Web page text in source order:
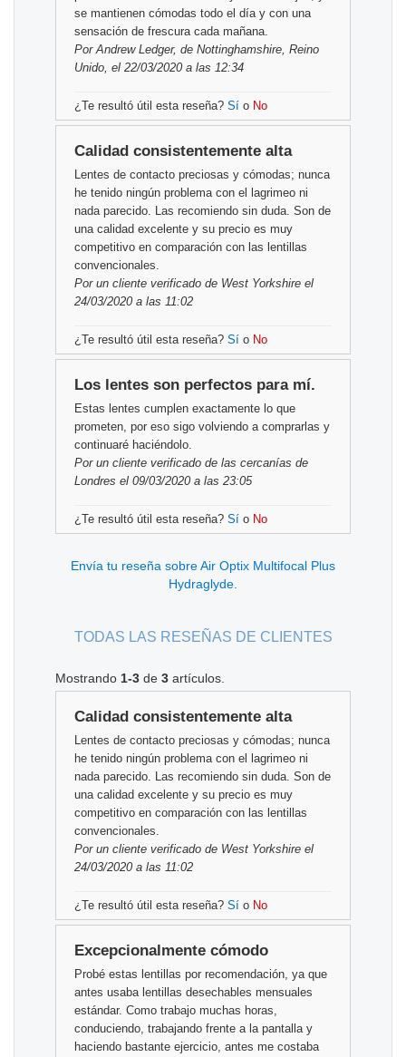
se mantienen cómodas todo el día y con una
sensación de frescura cada mañana.
PorAndrew Ledger, de Nottinghamshire, Reino
Unido, el 22/03/2020 a las 12:34
¿Te resultó útil esta reseña? Sí o No
Calidad consistentemente alta
Lentes de contacto preciosas y cómodas; nunca
he tenido ningún problema con el lagrimeo ni
nada parecido. Las recomiendo sin duda. Son de
una calidad excelente y su precio es muy
competitivo en comparación con las lentillas
convencionales.
Por un cliente verificado de West Yorkshire el
24/03/2020 a las 11:02
¿Te resultó útil esta reseña? Sí o No
Los lentes son perfectos para mí.
Estas lentes cumplen exactamente lo que
prometen, por eso sigo volviendo a comprarlas y
continuaré haciéndolo.
Por un cliente verificado de las cercanías de
Londres el 09/03/2020 a las 23:05
¿Te resultó útil esta reseña? Sí o No
Envía tu reseña sobre Air Optix Multifocal Plus
Hydraglyde.
TODAS LAS RESEÑAS DE CLIENTES
Mostrando 1-3 de 3 artículos.
Calidad consistentemente alta
Lentes de contacto preciosas y cómodas; nunca
he tenido ningún problema con el lagrimeo ni
nada parecido. Las recomiendo sin duda. Son de
una calidad excelente y su precio es muy
competitivo en comparación con las lentillas
convencionales.
Por un cliente verificado de West Yorkshire el
24/03/2020 a las 11:02
¿Te resultó útil esta reseña? Sí o No
Excepcionalmente cómodo
Probé estas lentillas por recomendación, ya que
antes usaba lentillas desechables mensuales
estándar. Como trabajo muchas horas,
conduciendo, trabajando frente a la pantalla y
haciendo bastante ejercicio, antes me costaba